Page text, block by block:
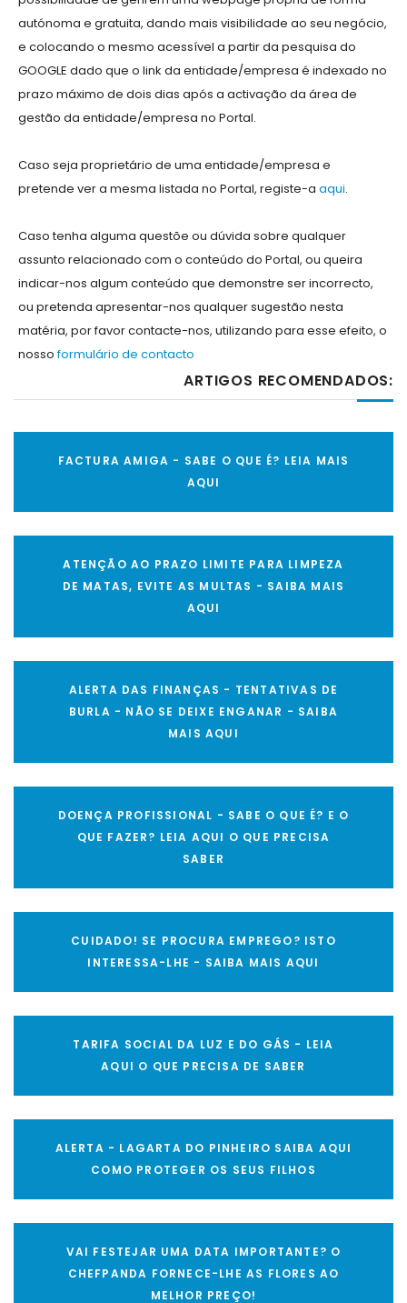
autónoma e gratuita, dando mais visibilidade ao seu negócio,
e colocando o mesmo acessível a partir da pesquisa do
GOOGLE dado que o link da entidade/empresa é indexado no
prazo máximo de dois dias após a activação da área de
gestão da entidade/empresa no Portal.
Caso seja proprietário de uma entidade/empresa e
pretende ver a mesma listada no Portal, registe-a aqui.
Caso tenha alguma questõe ou dúvida sobre qualquer
assunto relacionado com o conteúdo do Portal, ou queira
indicar-nos algum conteúdo que demonstre ser incorrecto,
ou pretenda apresentar-nos qualquer sugestão nesta
matéria, por favor contacte-nos, utilizando para esse efeito, o
nossoformulário de contacto
ARTIGOS RECOMENDADOS:
FACTURA AMIGA - SABE O QUE É? LEIA MAIS
AQUI
ATENÇÃO AO PRAZO LIMITE PARA LIMPEZA
DE MATAS, EVITE AS MULTAS - SAIBA MAIS
AQUI
ALERTA DAS FINANÇAS - TENTATIVAS DE
BURLA - NÃO SE DEIXE ENGANAR - SAIBA
MAIS AQUI
DOENÇA PROFISSIONAL - SABE O QUE É? E O
QUE FAZER? LEIA AQUI O QUE PRECISA
SABER
CUIDADO! SE PROCURA EMPREGO? ISTO
INTERESSA-LHE - SAIBA MAIS AQUI
TARIFA SOCIAL DA LUZ E DO GÁS - LEIA
AQUI O QUE PRECISA DE SABER
ALERTA - LAGARTA DO PINHEIRO SAIBA AQUI
COMO PROTEGER OS SEUS FILHOS
VAI FESTEJAR UMA DATA IMPORTANTE? O
CHEFPANDA FORNECE-LHE AS FLORES AO
MELHOR PREÇO!